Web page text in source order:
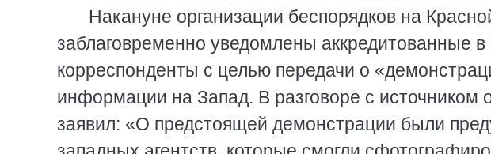
Накануне организации беспорядков на
заблаговременно уведомлены аккредитованные
корреспонденты с целью передачи о
информации на Запад. В разговоре с
заявил: «О предстоящей демонстрации были